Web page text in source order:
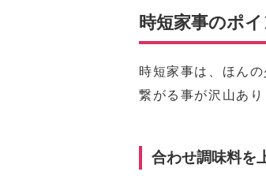
時短家事のポ
時短家事は、ほん
繋がる事が沢山あり
合わせ調味料を